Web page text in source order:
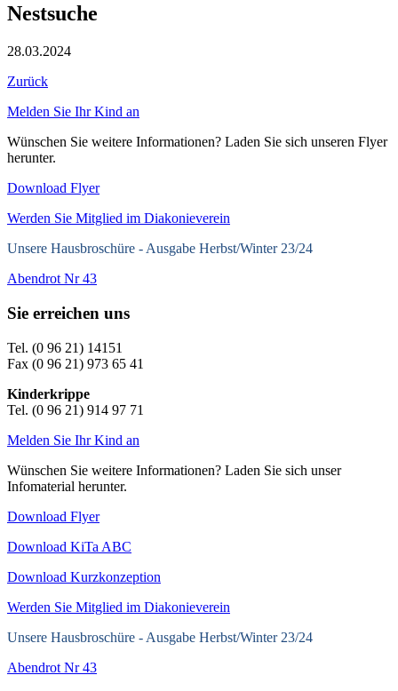
Nestsuche
28.03.2024
Zurück
Melden Sie Ihr Kind an
Wünschen Sie weitere Informationen? Laden Sie sich unseren Flyer
herunter.
Download Flyer
Werden Sie Mitglied im Diakonieverein
Unsere Hausbroschüre - Ausgabe Herbst/Winter 23/24
Abendrot Nr 43
Sie erreichen uns
Tel. (0 96 21) 14151
Fax (0 96 21) 973 65 41
Kinderkrippe
Tel. (0 96 21) 914 97 71
Melden Sie Ihr Kind an
Wünschen Sie weitere Informationen? Laden Sie sich unser
Infomaterial herunter.
Download Flyer
Download KiTa ABC
Download Kurzkonzeption
Werden Sie Mitglied im Diakonieverein
Unsere Hausbroschüre - Ausgabe Herbst/Winter 23/24
Abendrot Nr 43